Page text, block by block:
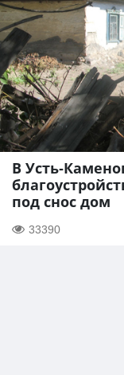
В Усть-
под снос дом
33390